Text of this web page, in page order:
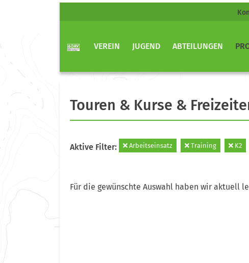
VEREIN JUGEND ABTEILUNGEN
Touren & Kurse &
Aktive Filter: Arbeitseinsatz Training K2
Für die gewünschte Auswahl haben wir aktuell